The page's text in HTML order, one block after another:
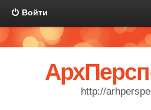
Войти
http://